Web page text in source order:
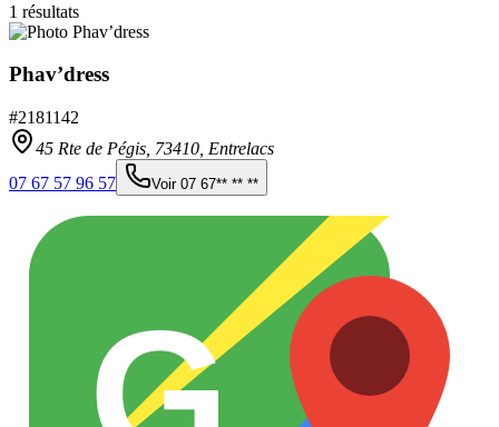
1 résultats
Phav’dress
#2181142
45 Rte de Pégis, 73410 Entrelacs
07 67 57 96 57
Voir 07 67** ** **